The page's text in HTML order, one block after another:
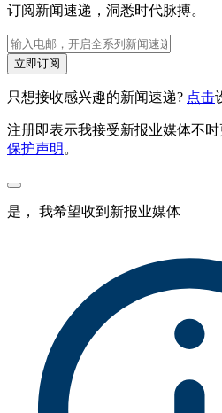
订阅新闻速递，洞悉时代脉搏。
立即订阅
只想接收感兴趣的新闻速递? 点击
注册即表示我接受新报业媒体不时
保护声明 。
是， 我希望收到新报业媒体